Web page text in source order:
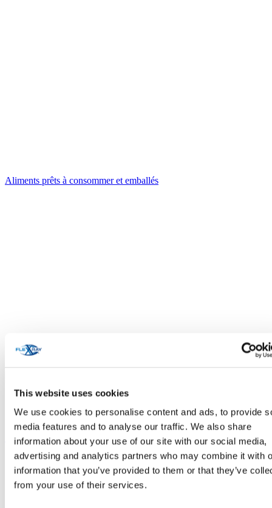
This website uses cookies
We use cookies to personalise content and ads, to provide
media features and to analyse our traffic. We also share
information about your use of our site with our social media,
advertising and analytics partners who may combine it with
information that you’ve provided to them or that they’ve
from your use of their services.
Aliments prêts à consommer et emballés
Soins personnels et cosmétiques